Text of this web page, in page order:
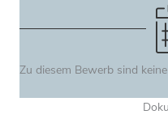
Zu diesem Bewerb sind